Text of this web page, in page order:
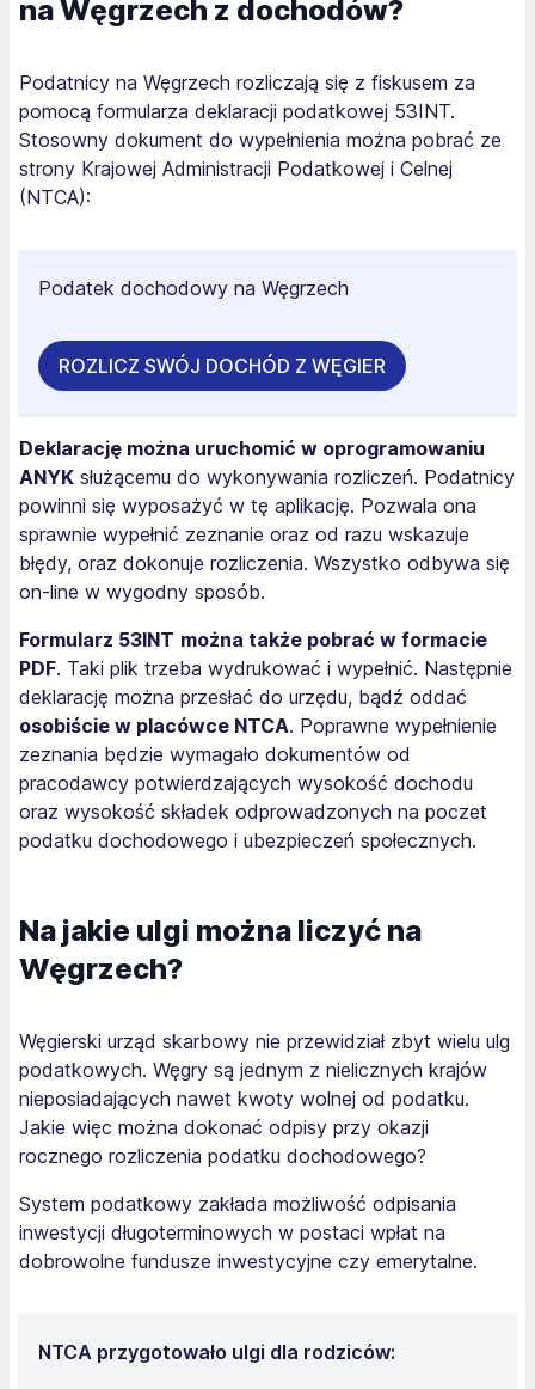
na Węgrzech z dochodów?
Podatnicy na Węgrzech rozliczają się z fiskusem za
pomocą formularza deklaracji podatkowej 53INT.
Stosowny dokument do wypełnienia można pobrać ze
strony Krajowej Administracji Podatkowej i Celnej
(NTCA):
Podatek dochodowy na Węgrzech
ROZLICZ SWÓJ DOCHÓD Z WĘGIER
Deklarację można uruchomić w oprogramowaniu
ANYK służącemu do wykonywania rozliczeń. Podatnicy
powinni się wyposażyć w tę aplikację. Pozwala ona
sprawnie wypełnić zeznanie oraz od razu wskazuje
błędy, oraz dokonuje rozliczenia. Wszystko odbywa się
on-line w wygodny sposób.
Formularz 53INT można także pobrać w formacie
PDF. Taki plik trzeba wydrukować i wypełnić. Następnie
deklarację można przesłać do urzędu, bądź oddać
osobiście w placówce NTCA. Poprawne wypełnienie
zeznania będzie wymagało dokumentów od
pracodawcy potwierdzających wysokość dochodu
oraz wysokość składek odprowadzonych na poczet
podatku dochodowego i ubezpieczeń społecznych.
Na jakie ulgi można liczyć na
Węgrzech?
Węgierski urząd skarbowy nie przewidział zbyt wielu ulg
podatkowych. Węgry są jednym z nielicznych krajów
nieposiadających nawet kwoty wolnej od podatku.
Jakie więc można dokonać odpisy przy okazji
rocznego rozliczenia podatku dochodowego?
System podatkowy zakłada możliwość odpisania
inwestycji długoterminowych w postaci wpłat na
dobrowolne fundusze inwestycyjne czy emerytalne.
NTCA przygotowało ulgi dla rodziców: